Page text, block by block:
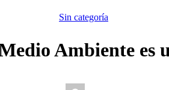
Sin categoría
Ambiente es